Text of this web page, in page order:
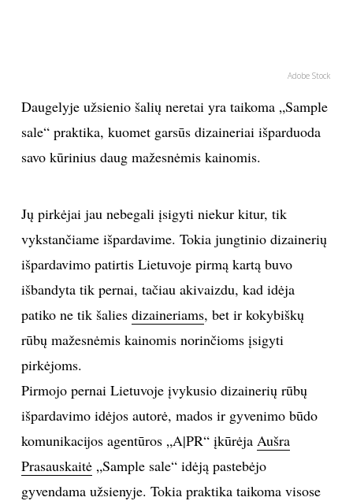
KULTŪRA
KINAS
MUZIKA
TEATRAS
SPORTAS
FOTOGRAFIJA
MENAS
ORAI
Adobe Stock
Daugelyje užsienio šalių neretai yra taikoma „Sample
sale“ praktika, kuomet garsūs dizaineriai išparduoda
savo kūrinius daug mažesnėmis kainomis.
Jų pirkėjai jau nebegali įsigyti niekur kitur, tik
vykstančiame išpardavime. Tokia jungtinio dizainerių
išpardavimo patirtis Lietuvoje pirmą kartą buvo
išbandyta tik pernai, tačiau akivaizdu, kad idėja
patiko ne tik šalies dizaineriams, bet ir kokybiškų
rūbų mažesnėmis kainomis norinčioms įsigyti
pirkėjoms.
Pirmojo pernai Lietuvoje įvykusio dizainerių rūbų
išpardavimo idėjos autorė, mados ir gyvenimo būdo
komunikacijos agentūros „A|PR“ įkūrėja Aušra
Prasauskaitė„Sample sale“ idėją pastebėjo
gyvendama užsienyje. Tokia praktika taikoma visose